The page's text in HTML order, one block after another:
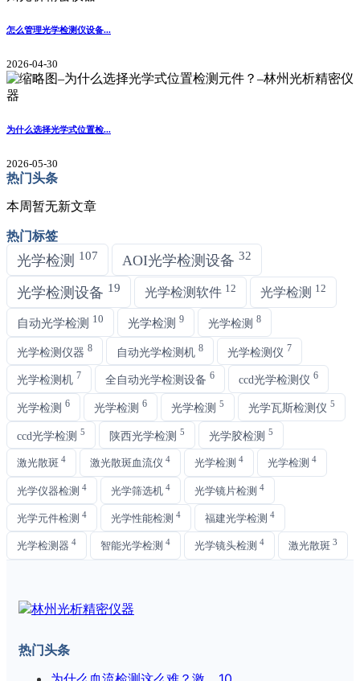
怎么管理光学检测仪设备...
2026-04-30
为什么选择光学式位置检...
2026-05-30
热门头条
本周暂无新文章
热门标签
光学检测 107 AOI光学检测设备 32
光学检测设备 19 光学检测软件 12 光学检测 12
自动光学检测 10 光学检测 9 光学检测 8
光学检测仪器 8 自动光学检测机 8 光学检测仪 7
光学检测机 7 全自动光学检测设备 6 ccd光学检测仪 6
光学检测 6 光学检测 6 光学检测 5 光学瓦斯检测仪 5
ccd光学检测 5 陕西光学检测 5 光学胶检测 5
激光散斑 4 激光散斑血流仪 4 光学检测 4 光学检测 4
光学仪器检测 4 光学筛选机 4 光学镜片检测 4
光学元件检测 4 光学性能检测 4 福建光学检测 4
光学检测器 4 智能光学检测 4 光学镜头检测 4 激光散斑 3
热门头条